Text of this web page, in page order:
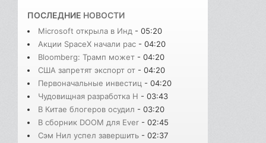
ПОСЛЕДНИЕ НОВОСТИ
Microsoft открыла в Инд - 05:20
Акции SpaceX начали рас - 04:20
Bloomberg: Трамп может - 04:20
США запретят экспорт от - 04:20
Первоначальные инвестиц - 04:20
Чудовищная разработка H - 03:43
В Китае блогеров осудил - 03:20
В сборник DOOM для Ever - 02:45
Сэм Нил успел завершить - 02:37